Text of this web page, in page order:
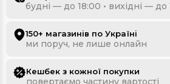
будні — до 18:00 • вихідні — до
150+ магазинів по Україні
ми поруч, не лише онлайн
Кешбек з кожної покупки
повертаємо частину вартості